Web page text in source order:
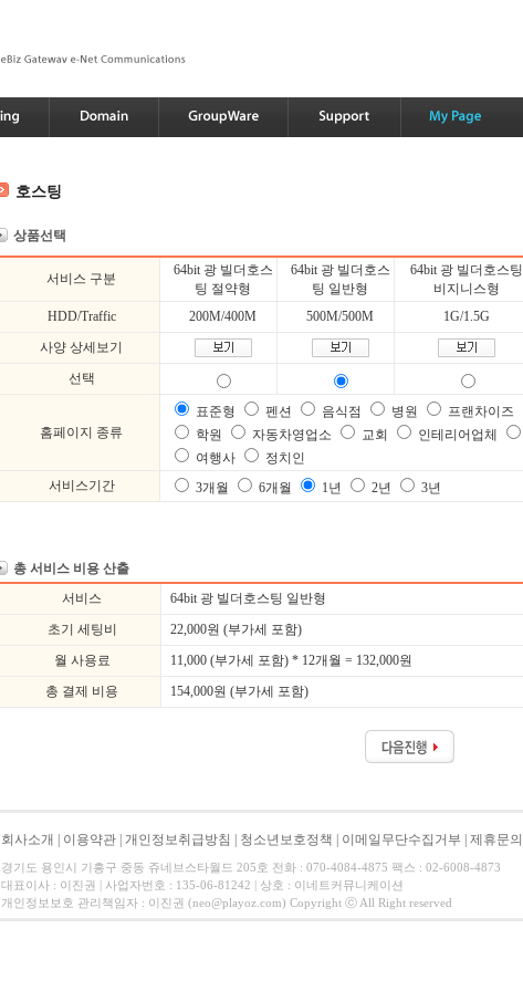
호스팅
상품선택
서비스 구분
64bit 광 빌더호스
팅 절약형
64bit 광 빌더호스
팅 일반형
64bit 광 빌더호스팅
비지니스형
HDD/Traffic
200M/400M 500M/500M 1G/1.5G
사양 상세보기
선택
홈페이지 종류
표준형 펜션 음식점 병원
프랜차이즈
학원
자동차영업소 교회 인테리어업체
여행사
정치인
서비스기간
3개월 6개월 1년 2년 3년
총 서비스 비용 산출
서비스
64bit 광 빌더호스팅 일반형
초기 세팅비
22,000원 (부가세 포함)
월 사용료
11,000 (부가세 포함) * 12개월 = 132,000원
총 결제 비용
154,000원 (부가세 포함)
회사소개 이용약관 개인정보취급방침 청소년보호정책 이메일무단수집거부 제휴문의
경기도 용인시 기흥구 중동 쥬네브스타월드 205호 전화 : 070-4084-4875 팩스 : 02-6008-4873
대표이사 : 이진권 | 사업자번호 : 135-06-81242 | 상호 : 이네트커뮤니케이션
개인정보보호 관리책임자 : 이진권 (neo@playoz.com) Copyright ⓒ All Right reserved